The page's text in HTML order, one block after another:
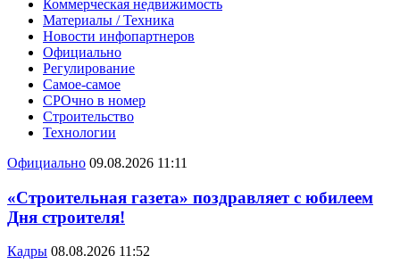
Коммерческая недвижимость
Материалы / Техника
Новости инфопартнеров
Официально
Регулирование
Самое-самое
СРОчно в номер
Строительство
Технологии
Официально 09.08.2026 11:11
«Строительная газета» поздравляет с юбилеем
Дня строителя!
Кадры 08.08.2026 11:52